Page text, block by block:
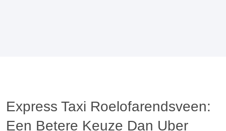
Express Taxi Roelofarendsveen:
Een Betere Keuze Dan Uber